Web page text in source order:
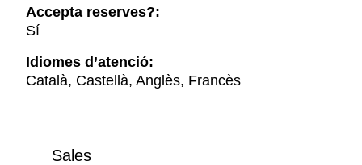
Accepta reserves?:
Sí
Idiomes d’atenció:
Català, Castellà, Anglès, Francès
Sales